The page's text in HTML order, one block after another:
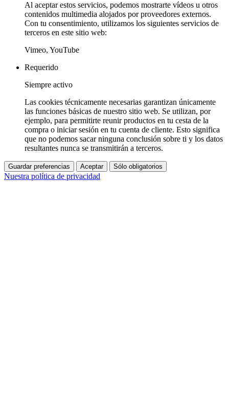
Al aceptar estos servicios, podemos mostrarte vídeos u otros
contenidos multimedia alojados por proveedores externos.
Con tu consentimiento, utilizamos los siguientes servicios de
terceros en este sitio web:
Vimeo, YouTube
Requerido
Siempre activo
Las cookies técnicamente necesarias garantizan únicamente
las funciones básicas de nuestro sitio web. Se utilizan, por
ejemplo, para permitirte reunir productos en tu cesta de la
compra o iniciar sesión en tu cuenta de cliente. Esto significa
que no podemos sacar ninguna conclusión sobre ti y los datos
resultantes nunca se transmitirán a terceros.
Guardar preferencias Aceptar Sólo obligatorios
Nuestra política de privacidad